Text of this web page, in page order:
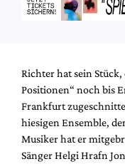
Richter hat sein
Positionen“ noch bis
Frankfurt
hiesigen Ensemble,
Musiker hat er
Sänger Helgi Hrafn